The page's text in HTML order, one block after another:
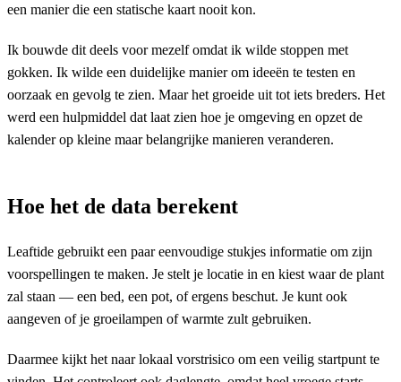
een manier die een statische kaart nooit kon.
Ik bouwde dit deels voor mezelf omdat ik wilde stoppen met
gokken. Ik wilde een duidelijke manier om ideeën te testen en
oorzaak en gevolg te zien. Maar het groeide uit tot iets breders. Het
werd een hulpmiddel dat laat zien hoe je omgeving en opzet de
kalender op kleine maar belangrijke manieren veranderen.
Hoe het de data berekent
Leaftide gebruikt een paar eenvoudige stukjes informatie om zijn
voorspellingen te maken. Je stelt je locatie in en kiest waar de plant
zal staan — een bed, een pot, of ergens beschut. Je kunt ook
aangeven of je groeilampen of warmte zult gebruiken.
Daarmee kijkt het naar lokaal vorstrisico om een veilig startpunt te